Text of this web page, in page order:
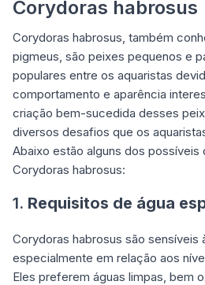
Corydoras habrosus
Corydoras habrosus, também
pigmeus, são peixes pequenos e
populares entre os aquaristas
comportamento e aparência
criação bem-sucedida desses
diversos desafios que os
Abaixo estão alguns dos
Corydoras habrosus:
1. Requisitos de água
Corydoras habrosus são sensíveis
especialmente em relação aos
Eles preferem águas limpas, bem